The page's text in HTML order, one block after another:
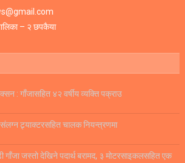
– २ छपकैया
: गाँजासहित ४२ वर्षीय व्यक्ति पक्राउ
ट्र्याक्टरसहित चालक नियन्त्रणमा
गाँजा जस्तो देखिने पदार्थ बरामद, ३ मोटरसाइकलसहित एक